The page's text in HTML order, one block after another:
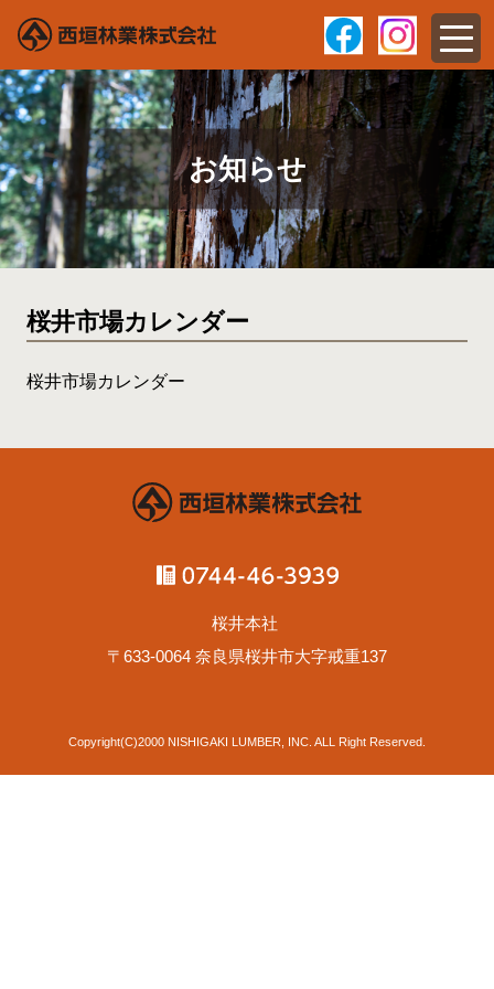
お知らせ
桜井市場カレンダー
桜井市場カレンダー
桜井本社
〒633-0064 奈良県桜井市大字戒重137
Copyright(C)2000 NISHIGAKI LUMBER, INC. ALL Right Reserved.